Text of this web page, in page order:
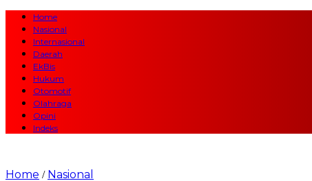
Home
Nasional
Internasional
Daerah
EkBis
Hukum
Otomotif
Olahraga
Opini
Indeks
Home / Nasional